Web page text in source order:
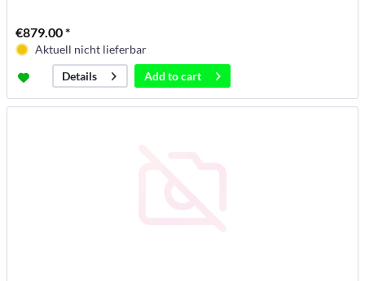
€879.00 *
Aktuell nicht lieferbar
Details
Add tocart